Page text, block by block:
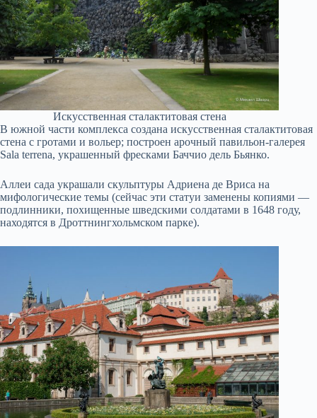
Искусственная сталактитовая стена
В южной части комплекса создана искусственная сталактитовая
стена с гротами и вольер; построен арочный павильон-галерея
Sala terrena, украшенный фресками Баччио дель Бьянко.
Аллеи сада украшали скульптуры Адриена де Вриса на
мифологические темы (сейчас эти статуи заменены копиями —
подлинники, похищенные шведскими солдатами в 1648 году,
находятся в Дроттнингхольмском парке).